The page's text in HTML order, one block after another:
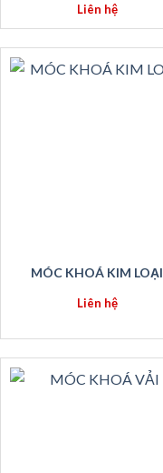
Liên hệ
MÓC KHOÁ KIM LOẠI
Liên hệ